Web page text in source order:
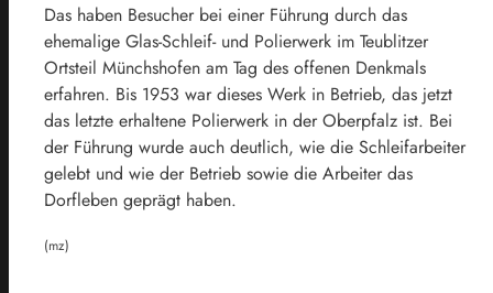
Das haben Besucher bei einer Führung durch das
ehemalige Glas-Schleif- und Polierwerk im Teublitzer
Ortsteil Münchshofen am Tag des offenen Denkmals
erfahren. Bis 1953 war dieses Werk in Betrieb, das jetzt
das letzte erhaltene Polierwerk in der Oberpfalz ist. Bei
der Führung wurde auch deutlich, wie die Schleifarbeiter
gelebt und wie der Betrieb sowie die Arbeiter das
Dorfleben geprägt haben.
(mz)